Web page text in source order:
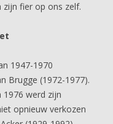
zijn fier op ons zelf.
1947-1970
Brugge (1972-1977).
1976 werd zijn
opnieuw verkozen